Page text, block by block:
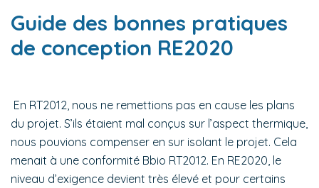
Guide des bonnes pratiques
de conception RE2020
En RT2012, nous ne remettions pas en cause les plans
du projet. S’ils étaient mal conçus sur l’aspect thermique,
nous pouvions compenser en sur isolant le projet. Cela
menait à une conformité Bbio RT2012. En RE2020, le
niveau d’exigence devient très élevé et pour certains